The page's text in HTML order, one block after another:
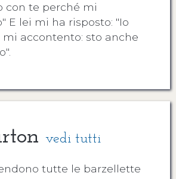
con te perché mi
E lei mi ha risposto: "Io
mi accontento: sto anche
vedi tutti
tutte le barzellette